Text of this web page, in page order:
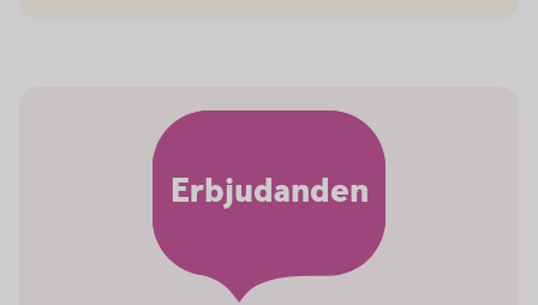
Erbjudanden